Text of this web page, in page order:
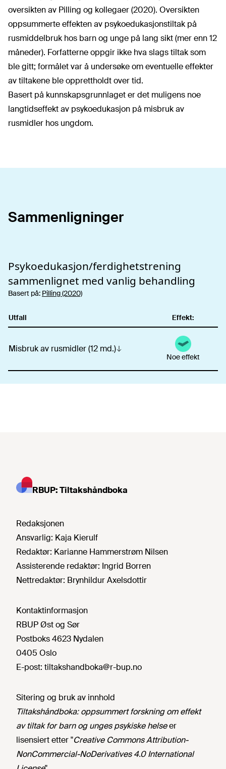
oversikten av Pilling og kollegaer (2020). Oversikten
oppsummerte effekten av psykoedukasjonstiltak på
rusmiddelbruk hos barn og unge på lang sikt (mer enn 12
måneder). Forfatterne oppgir ikke hva slags tiltak som
ble gitt; formålet var å undersøke om eventuelle effekter
av tiltakene ble opprettholdt over tid.
Basert på kunnskapsgrunnlaget er det muligens noe
langtidseffekt av psykoedukasjon på misbruk av
rusmidler hos ungdom.
Sammenligninger
Psykoedukasjon/ferdighetstrening
sammenlignet med vanlig behandling
Basert på: Pilling (2020)
Utfall Effekt:
Misbruk av rusmidler (12 md.)
Noe effekt
RBUP: Tiltakshåndboka
Redaksjonen
Ansvarlig: Kaja Kierulf
Redaktør: Karianne Hammerstrøm Nilsen
Assisterende redaktør: Ingrid Borren
Nettredaktør: Brynhildur Axelsdottir
Kontaktinformasjon
RBUP Øst og Sør
Postboks 4623 Nydalen
0405 Oslo
E-post: tiltakshandboka@r-bup.no
Sitering og bruk av innhold
Tiltakshåndboka: oppsummert forskning om effekt
av tiltak for barn og unges psykiske helseer
lisensiert etter "Creative Commons Attribution-
NonCommercial-NoDerivatives 4.0 International